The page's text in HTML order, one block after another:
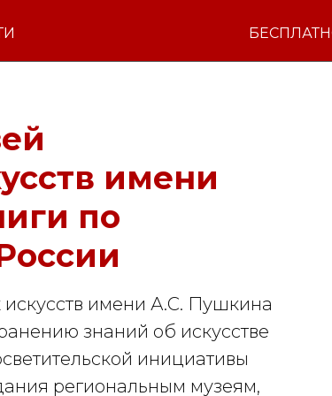
имени
по
искусств имени А.С. Пушкина
знаний об искусстве
инициативы
региональным музеям,